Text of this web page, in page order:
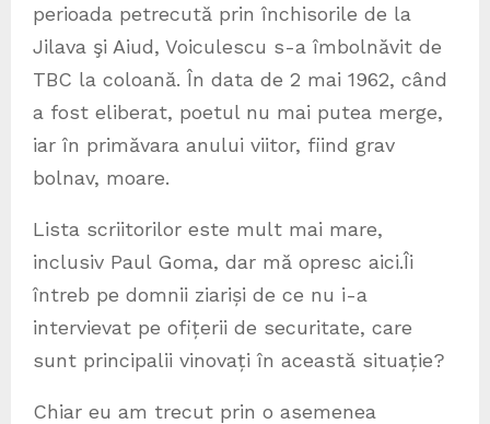
perioada petrecută prin închisorile de la
Jilava şi Aiud, Voiculescu s-a îmbolnăvit de
TBC la coloană. În data de 2 mai 1962, când
a fost eliberat, poetul nu mai putea merge,
iar în primăvara anului viitor, fiind grav
bolnav, moare.
Lista scriitorilor este mult mai mare,
inclusiv Paul Goma, dar mă opresc aici.Îi
întreb pe domnii ziariși de ce nu i-a
intervievat pe ofițerii de securitate, care
sunt principalii vinovați în această situație?
Chiar eu am trecut prin o asemenea